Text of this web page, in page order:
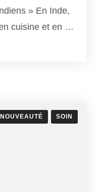
» En Inde,
cuisine et en …
NOUVEAUTÉ SOIN